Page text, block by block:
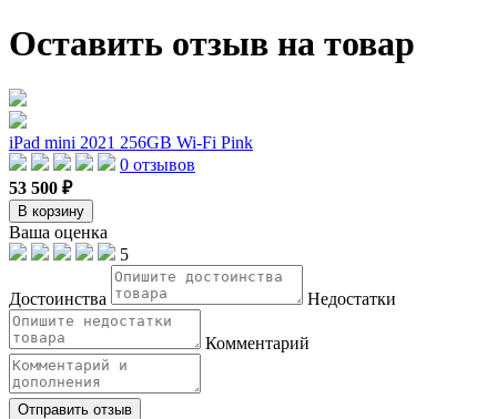
Оставить отзыв на товар
iPad mini 2021 256GB Wi-Fi Pink
0 отзывов
53 500 ₽
В корзину
Ваша оценка
5
Достоинства Недостатки
Комментарий
Отправить отзыв